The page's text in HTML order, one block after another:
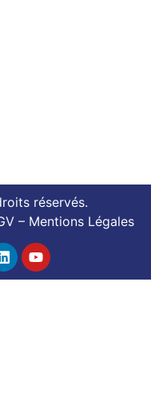
réservés.
– Mentions Légales